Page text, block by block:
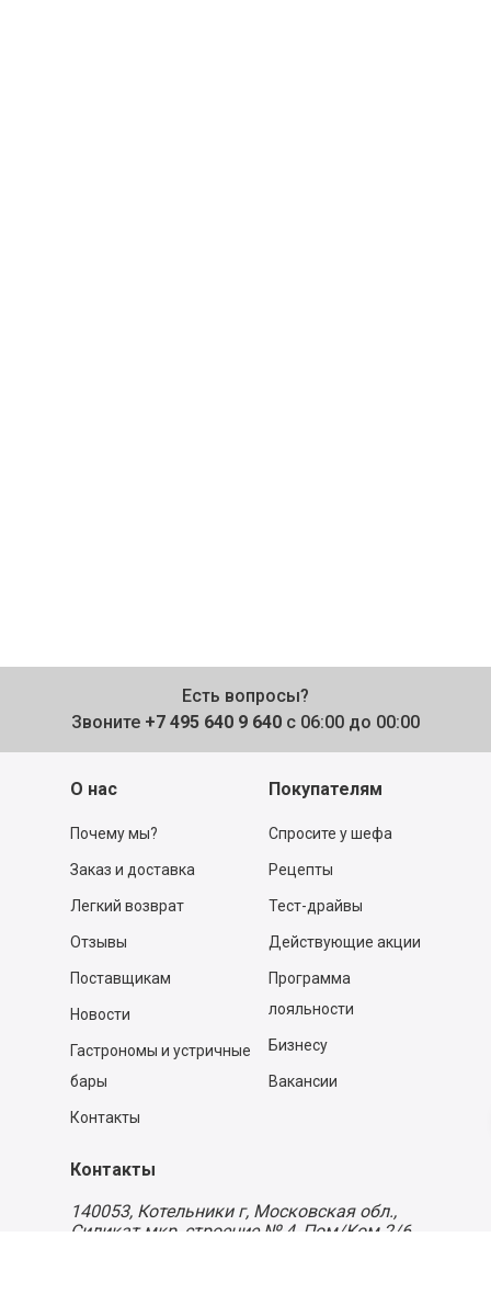
Есть вопросы?
Звоните +7 495 640 9 640 с 06:00 до 00:00
О нас
Почему мы?
Заказ и доставка
Легкий возврат
Отзывы
Поставщикам
Новости
Гастрономы и устричные
бары
Контакты
Покупателям
Спросите у шефа
Рецепты
Тест-драйвы
Действующие акции
Программа
лояльности
Бизнесу
Вакансии
Контакты
140053, Котельники г, Московская обл.,
Силикат мкр, строение № 4, Пом/Ком 2/6